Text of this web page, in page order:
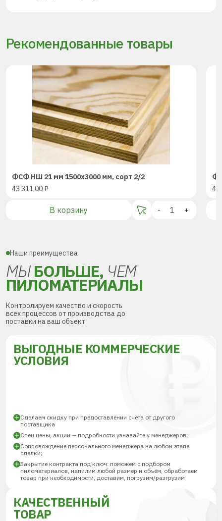
Рекомендованные товары
ФСФ НШ 21 мм 1500х3000 мм, сорт 2/2
43 311,00₽
В корзину - +
43
Наши преимущества
МЫБОЛЬШЕ, ЧЕМ
ПИЛОМАТЕРИАЛЫ
Контролируем качество и скорость
всех процессов от производства до
поставки на ваш объект
ВЫГОДНЫЕ КОММЕРЧЕСКИЕ
УСЛОВИЯ
Сделаем скидку при предоставлении счёта от другого
поставщика
Спец.цены, акции — подробности узнавайте у менеджеров;
Сопровождение персонального менеджера на любом этапе
сделки;
Закрытие контракта под ключ: поможем с подбором
пиломатериалов, напилим любой размер и объём, обработаем
товар при необходимости, доставим, погрузим/разгрузим
КАЧЕСТВЕННЫЙ
ТОВАР